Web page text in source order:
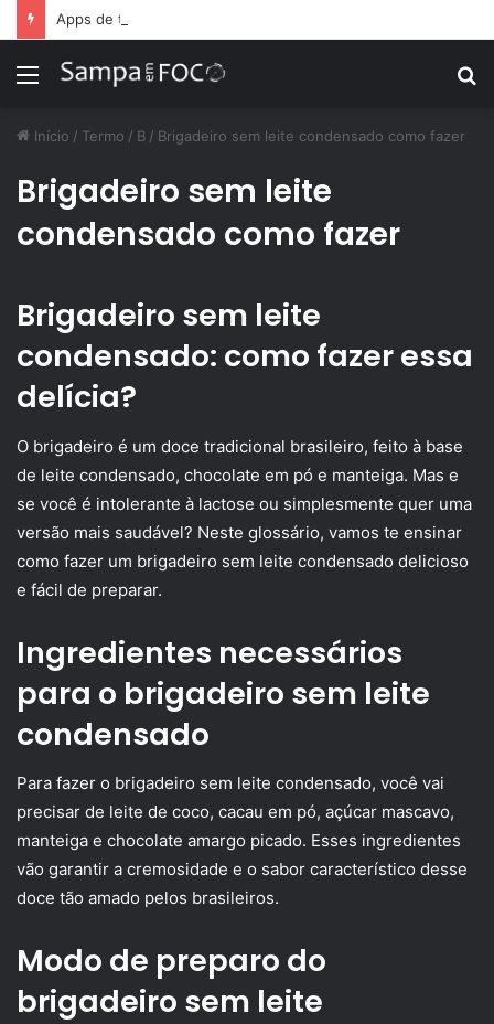
Menu
Início / Termo / B / Brigadeiro sem leite condensado como fazer
Brigadeiro sem leite
condensado como fazer
Brigadeiro sem leite
condensado: como fazer essa
delícia?
O brigadeiro é um doce tradicional brasileiro, feito à base
de leite condensado, chocolate em pó e manteiga. Mas e
se você é intolerante à lactose ou simplesmente quer uma
versão mais saudável? Neste glossário, vamos te ensinar
como fazer um brigadeiro sem leite condensado delicioso
e fácil de preparar.
Ingredientes necessários
para o brigadeiro sem leite
condensado
Para fazer o brigadeiro sem leite condensado, você vai
precisar de leite de coco, cacau em pó, açúcar mascavo,
manteiga e chocolate amargo picado. Esses ingredientes
vão garantir a cremosidade e o sabor característico desse
doce tão amado pelos brasileiros.
Modo de preparo do
brigadeiro sem leite